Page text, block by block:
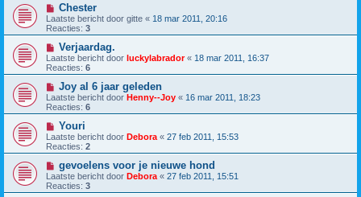
Chester
Laatste bericht door gitte « 18 mar 2011, 20:16
Reacties: 3
Verjaardag.
Laatste bericht door luckylabrador« 18 mar 2011, 16:37
Reacties: 6
Joy al 6 jaar geleden
Laatste bericht door Henny--Joy « 16 mar 2011, 18:23
Reacties: 6
Youri
Laatste bericht door Debora « 27 feb 2011, 15:53
Reacties: 2
gevoelens voor je nieuwe hond
Laatste bericht door Debora « 27 feb 2011, 15:51
Reacties: 3